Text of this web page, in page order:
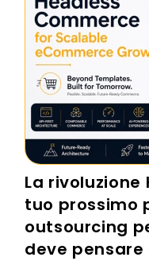
La rivoluzione
tuo prossimo
outsourcing
deve